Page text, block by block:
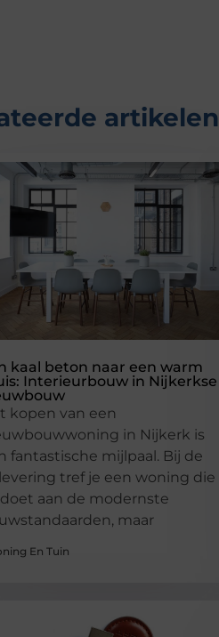
artikelen
kaal beton naar een warm
Interieurbouw in Nijkerkse
kopen van een
in Nijkerk is
fantastische mijlpaal. Bij de
tref je een woning die
aan de modernste
maar
En Tuin